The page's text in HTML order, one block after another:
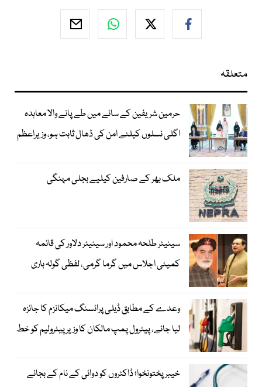
متعلقہ
حرمین شریفین کے سائے میں طے پانے والا معاہدہ
اگلی نسلوں کیلئے امن کی ڈھال ثابت ہو، وزیراعظم
ملک بھر کے صارفین کیلیے بجلی مہنگی
سینیٹر طلحہ محمود اور سینیٹر دلاور کی قائمہ
کمیٹی اجلاس میں گرما گرمی، لفظی گولہ باری
وعدے کے مطابق ڈیلی پرائسنگ میکانزم کا جائزہ
لیا جائے، پیٹرول پمپ مالکان کا وزیرپیٹرولیم کو خط
خیبرپختونخوا؛ ڈاکٹروں کو دوائی کے نام کے بجائے